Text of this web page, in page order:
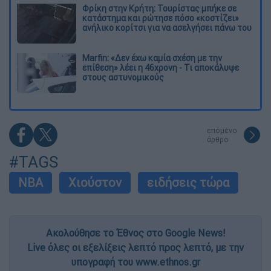
Φρίκη στην Κρήτη: Τουρίστας μπήκε σε
κατάστημα και ρώτησε πόσο «κοστίζει»
ανήλικο κορίτσι για να ασελγήσει πάνω του
Marfin: «Δεν έχω καμία σχέση με την
επίθεση» λέει η 46χρονη - Τι αποκάλυψε
στους αστυνομικούς
επόμενο
άρθρο
#TAGS
NBA Χιούστον ειδήσεις τώρα
Ακολούθησε το Έθνος στο Google News!
Live όλες οι εξελίξεις λεπτό προς λεπτό, με την
υπογραφή του www.ethnos.gr